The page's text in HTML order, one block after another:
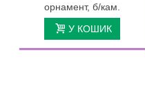
орнамент, б/кам.
У КОШИК